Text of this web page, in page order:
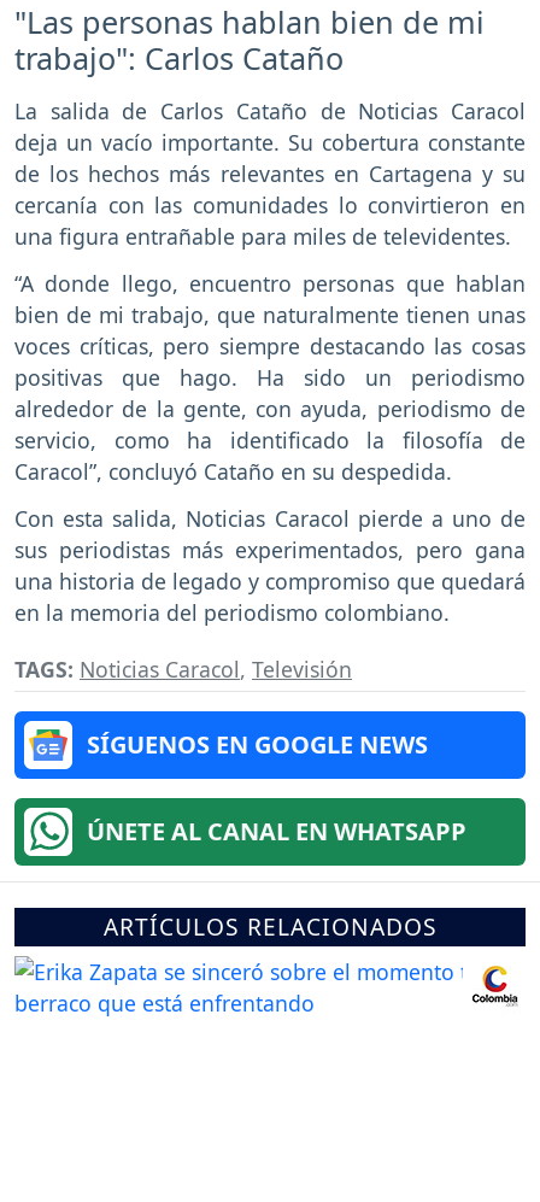
"Las personas hablan bien de mi
trabajo": Carlos Cataño
La salida de Carlos Cataño de Noticias Caracol
deja un vacío importante. Su cobertura constante
de los hechos más relevantes en Cartagena y su
cercanía con las comunidades lo convirtieron en
una figura entrañable para miles de televidentes.
“A donde llego, encuentro personas que hablan
bien de mi trabajo, que naturalmente tienen unas
voces críticas, pero siempre destacando las cosas
positivas que hago. Ha sido un periodismo
alrededor de la gente, con ayuda, periodismo de
servicio, como ha identificado la filosofía de
Caracol”, concluyó Cataño en su despedida.
Con esta salida, Noticias Caracol pierde a uno de
sus periodistas más experimentados, pero gana
una historia de legado y compromiso que quedará
en la memoria del periodismo colombiano.
TAGS: Noticias Caracol, Televisión
SÍGUENOS EN GOOGLE NEWS
ÚNETE AL CANAL EN WHATSAPP
ARTÍCULOS RELACIONADOS